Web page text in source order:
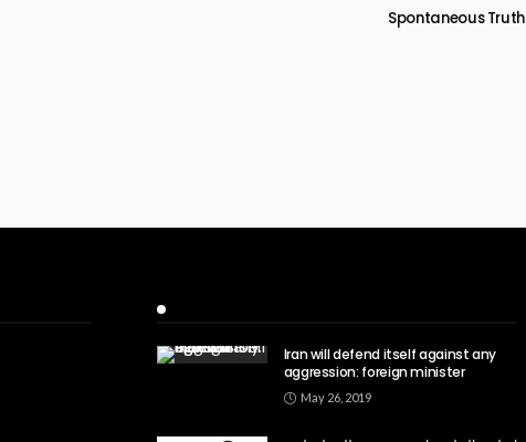
Spontaneous Truth
Iran will defend itself against any
aggression: foreign minister
May 26, 2019